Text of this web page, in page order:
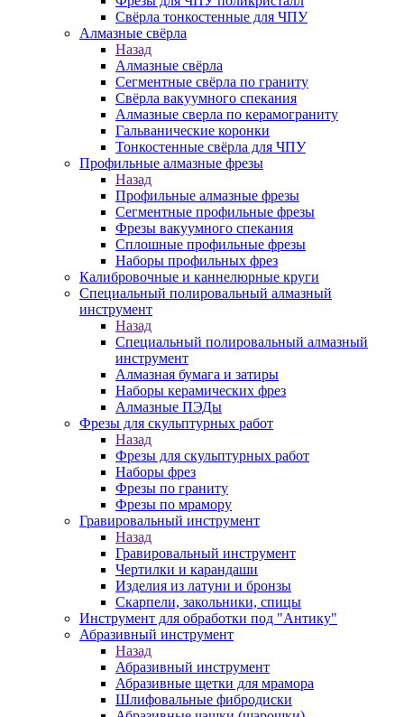
Свёрла тонкостенные для ЧПУ
Алмазные свёрла
Назад
Алмазные свёрла
Сегментные свёрла по граниту
Свёрла вакуумного спекания
Алмазные сверла по керамограниту
Гальванические коронки
Тонкостенные свёрла для ЧПУ
Профильные алмазные фрезы
Назад
Профильные алмазные фрезы
Сегментные профильные фрезы
Фрезы вакуумного спекания
Сплошные профильные фрезы
Наборы профильных фрез
Калибровочные и каннелюрные круги
Специальный полировальный алмазный
инструмент
Назад
Специальный полировальный алмазный
инструмент
Алмазная бумага и затиры
Наборы керамических фрез
Алмазные ПЭДы
Фрезы для скульптурных работ
Назад
Фрезы для скульптурных работ
Наборы фрез
Фрезы по граниту
Фрезы по мрамору
Гравировальный инструмент
Назад
Гравировальный инструмент
Чертилки и карандаши
Изделия из латуни и бронзы
Скарпели, закольники, спицы
Инструмент для обработки под "Антику"
Абразивный инструмент
Назад
Абразивный инструмент
Абразивные щетки для мрамора
Шлифовальные фибродиски